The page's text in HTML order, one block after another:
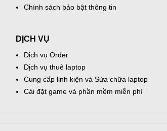
Chính sách bảo bật thông tin
DỊCH VỤ
Dịch vụ Order
Dịch vụ thuê laptop
Cung cấp linh kiện và Sửa chữa laptop
Cài đặt game và phần mềm miễn phí